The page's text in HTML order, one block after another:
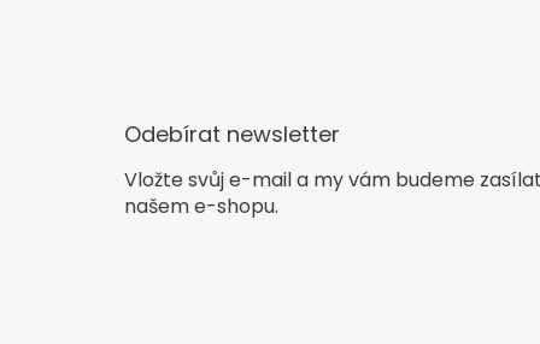
Odebírat newsletter
Vložte svůj e-mail a my vám budeme
našem e-shopu.